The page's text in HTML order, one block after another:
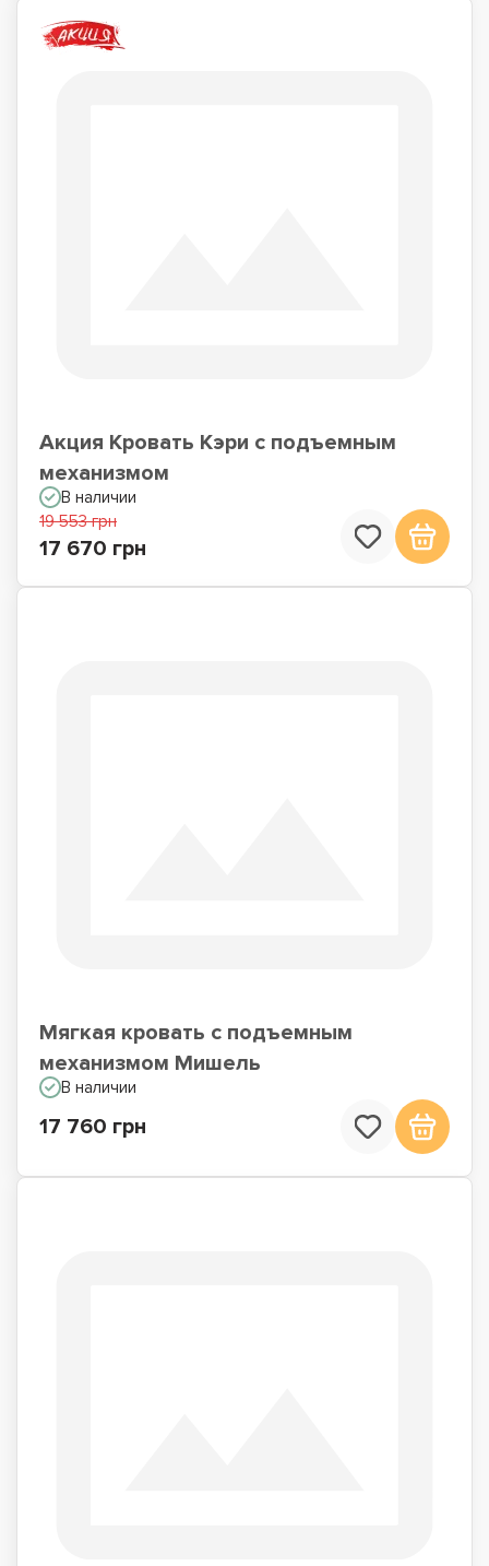
Акция Кровать Кэри с подъемным
механизмом
В наличии
19 553 грн
17 670 грн
Мягкая кровать с подъемным
механизмом Мишель
В наличии
17 760 грн